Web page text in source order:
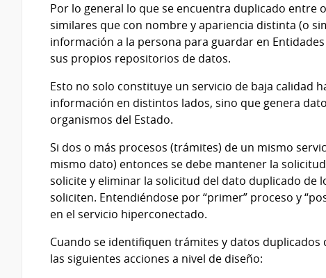
Por lo general lo que se encuentra duplicado
similares que con nombre y apariencia distinta (o
información a la persona para guardar en
sus propios repositorios de datos.
Esto no solo constituye un servicio de baja calidad
información en distintos lados, sino que genera
organismos del Estado.
Si dos o más procesos (trámites) de un mismo
mismo dato) entonces se debe mantener la
solicite y eliminar la solicitud del dato duplicado
soliciten. Entendiéndose por “primer” proceso y
en el servicio hiperconectado.
Cuando se identifiquen trámites y datos
las siguientes acciones a nivel de diseño: